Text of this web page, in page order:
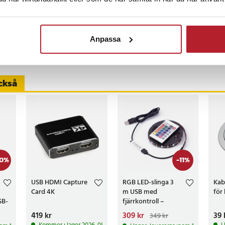
Anpassa
%
USB HDMI Capture
Card 4K
Pris :419 kr
419 kr
-11%
RGB LED-slinga 3
m USB med
fjärrkontroll –
vattentät
Nuvarande pris
309 krTidigare pris:
309 kr 349 kr
för
Pris
39